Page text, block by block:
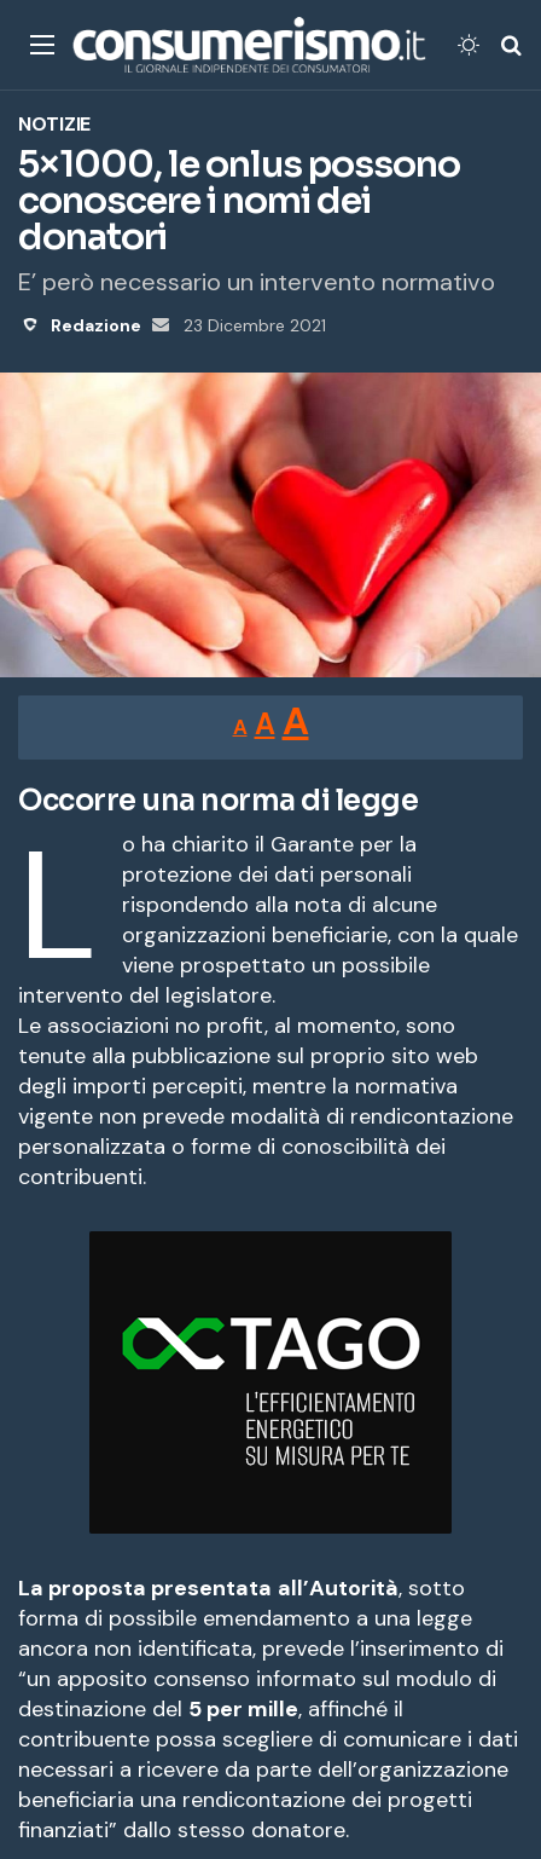
Menu
NOTIZIE
5×1000, le onlus possono
conoscere i nomi dei
donatori
E’ però necessario un intervento normativo
Redazione
Invia
23 Dicembre 2021
A
Reducir
tamaño
de
fuente.
A Restablecer
tamaño
de
fuente
AAumentar
tamaño
de
fuente.
Occorre una norma di legge
L
o ha chiarito il Garante per la
protezione dei dati personali
rispondendo alla nota di alcune
organizzazioni beneficiarie, con la quale
viene prospettato un possibile
intervento del legislatore.
Le associazioni no profit, al momento, sono
tenute alla pubblicazione sul proprio sito web
degli importi percepiti, mentre la normativa
vigente non prevede modalità di rendicontazione
personalizzata o forme di conoscibilità dei
contribuenti.
La proposta presentata all’Autorità, sotto
forma di possibile emendamento a una legge
ancora non identificata, prevede l’inserimento di
“un apposito consenso informato sul modulo di
destinazione del 5 per mille, affinché il
contribuente possa scegliere di comunicare i dati
necessari a ricevere da parte dell’organizzazione
beneficiaria una rendicontazione dei progetti
finanziati” dallo stesso donatore.